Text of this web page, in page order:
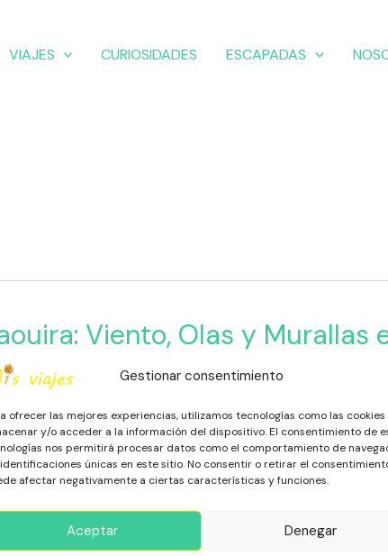
Gestionar consentimiento
ofrecer las mejores experiencias, utilizamos tecnologías como las cookies
y/o acceder a la información del dispositivo. El consentimiento de
nos permitirá procesar datos como el comportamiento de
únicas en este sitio. No consentir o retirar el
afectar negativamente a ciertas características y funciones.
Aceptar Denegar
VIAJES CURIOSIDADES ESCAPADAS
Viento, Olas y
Descubrir el Lado Salvaje, Salado y Libre de
cuentan historias de piratas, reyes y comerciantes
con el eco de jazz, de blues y de la brisa marina. Es el
»